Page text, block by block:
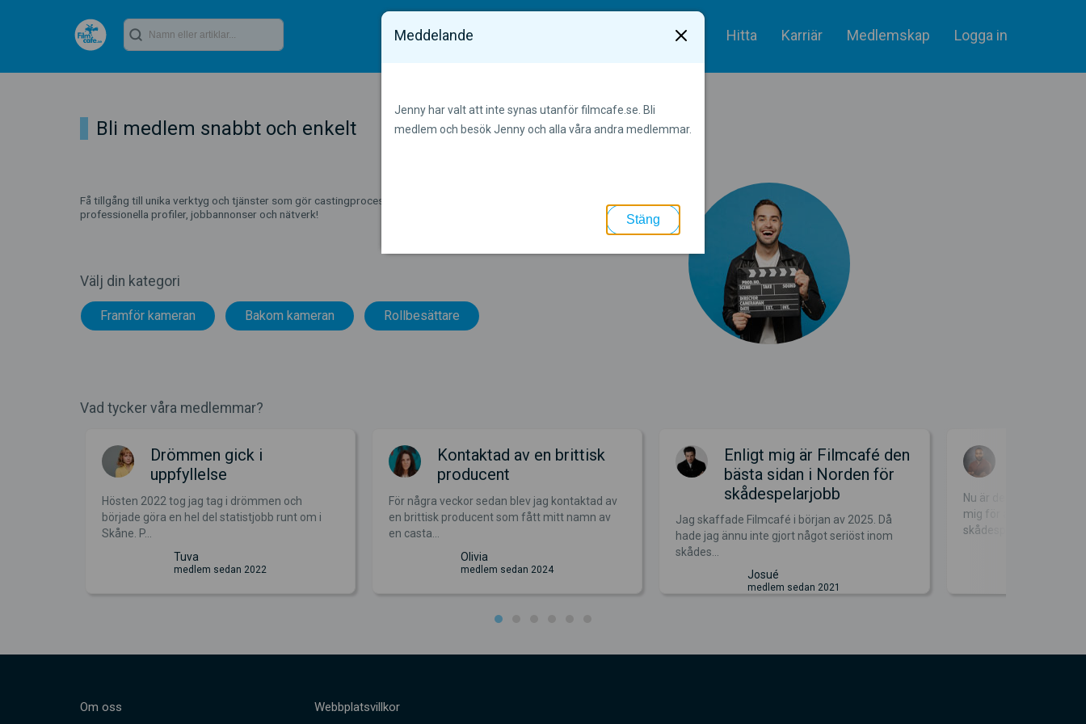
Jobb Hitta
Skådespelare & statister
Karriär
Artiklar
Medlemskap
Skådespelare & Statister
Logga in
Bli medlem snabbt och enkelt
Få tillgång till unika verktyg och tjänster som gör castingprocessen lättare. Skapa och hitta
professionella profiler, jobbannonser och nätverk!
Välj din kategori
Framför kameran Bakom kameran Rollbesättare
Vad tycker våra medlemmar?
Drömmen gick i
uppfyllelse
Hösten 2022 tog jag tag i drömmen och
började göra en hel del statistjobb runt om i
Skåne. P...
Tuva
medlem sedan 2022
Kontaktad av en brittisk
producent
För några veckor sedan blev jag kontaktad av
en brittisk producent som fått mitt namn av
en casta...
Olivia
medlem sedan 2024
Enligt mig är Filmcafé den
bästa sidan i Norden för
skådespelarjobb
Jag skaffade Filmcafé i början av 2025. Då
hade jag ännu inte gjort något seriöst inom
skådes...
Josué
medlem sedan 2021
Nu är det mer än 12 år
mig för att satsa på
skådespela...
Om oss Webbplatsvillkor
Meddelande
Jenny har valt att inte synas utanför filmcafe.se. Bli
medlem och besök Jenny och alla våra andra medlemmar.
Stäng